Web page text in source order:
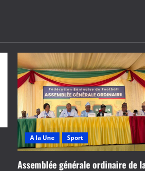
A la Une Sport
Assemblée générale ordinaire de